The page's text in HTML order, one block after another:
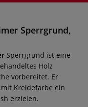
Sperrgrund,
Sperrgrund ist eine
Holz
vorbereitet. Er
Kreidefarbe ein
erzielen.